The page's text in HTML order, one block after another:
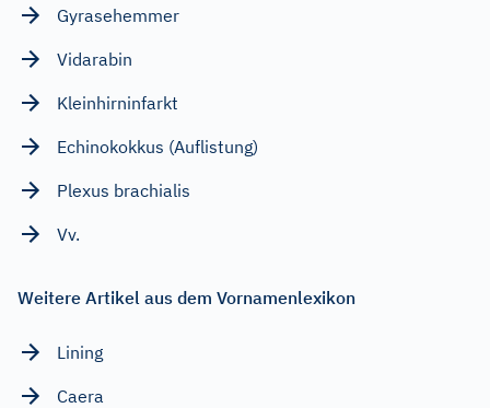
Gyrasehemmer
Vidarabin
Kleinhirninfarkt
Echinokokkus (Auflistung)
Plexus brachialis
Vv.
Weitere Artikel aus dem Vornamenlexikon
Lining
Caera